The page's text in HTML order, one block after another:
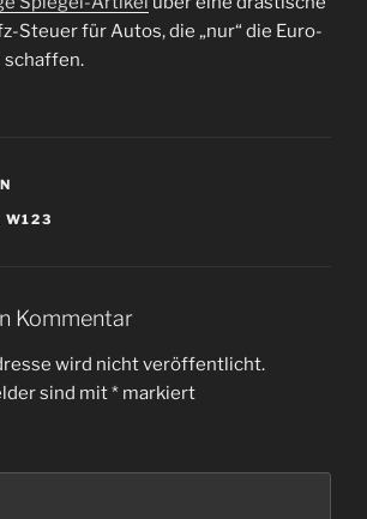
Steuer für Autos, die „nur“ die Euro-
schaffen.
W123
Kommentar
wird nicht veröffentlicht.
sind mit* markiert